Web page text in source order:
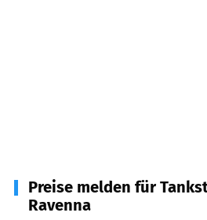
Preise melden für
Ravenna